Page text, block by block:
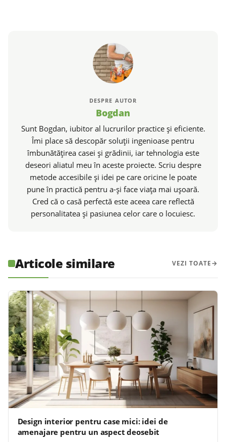
DESPRE AUTOR
Bogdan
Sunt Bogdan, iubitor al lucrurilor practice și eficiente.
Îmi place să descopăr soluții ingenioase pentru
îmbunătățirea casei și grădinii, iar tehnologia este
deseori aliatul meu în aceste proiecte. Scriu despre
metode accesibile și idei pe care oricine le poate
pune în practică pentru a-și face viața mai ușoară.
Cred că o casă perfectă este aceea care reflectă
personalitatea și pasiunea celor care o locuiesc.
Articole similare VEZI TOATE
Design interior pentru case mici: idei de
amenajare pentru un aspect deosebit